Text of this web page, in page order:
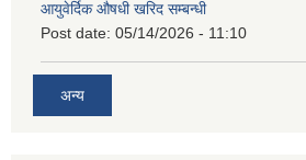
आयुवेर्दिक औषधी खरिद सम्बन्धी
Post date: 05/14/2026 - 11:10
अन्य